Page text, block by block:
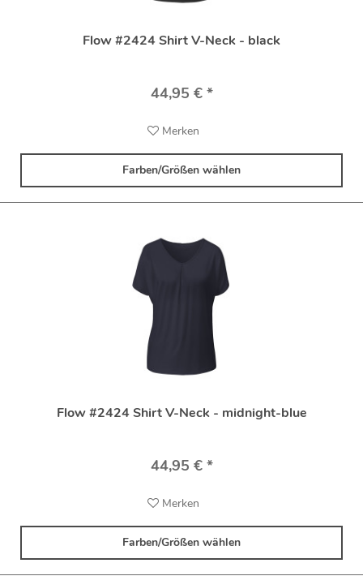
Flow #2424 Shirt V-Neck - black
44,95 € *
Merken
Farben/Größen wählen
Flow #2424 Shirt V-Neck - midnight-blue
44,95 € *
Merken
Farben/Größen wählen